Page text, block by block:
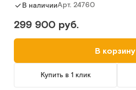
В наличииАрт. 24760
299 900 руб.
В корзину
Купить в 1 клик